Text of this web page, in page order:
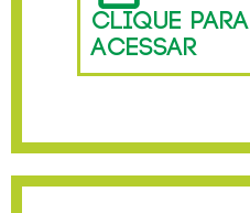
CLIQUE PARA
ACESSAR